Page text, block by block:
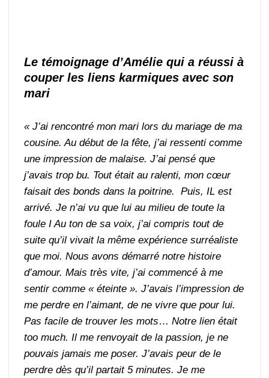
Le témoignage d’Amélie qui a réussi à
couper les liens karmiques avec son
mari
« J’ai rencontré mon mari lors du mariage de ma
cousine. Au début de la fête, j’ai ressenti comme
une impression de malaise. J’ai pensé que
j’avais trop bu. Tout était au ralenti, mon cœur
faisait des bonds dans la poitrine. Puis, IL est
arrivé. Je n’ai vu que lui au milieu de toute la
foule I Au ton de sa voix, j’ai compris tout de
suite qu’il vivait la même expérience surréaliste
que moi. Nous avons démarré notre histoire
d’amour. Mais très vite, j’ai commencé à me
sentir comme « éteinte ». J’avais l’impression de
me perdre en l’aimant, de ne vivre que pour lui.
Pas facile de trouver les mots…Notre lien était
too much. Il me renvoyait de la passion, je ne
pouvais jamais me poser. J’avais peur de le
perdre dès qu’il partait 5 minutes. Je me